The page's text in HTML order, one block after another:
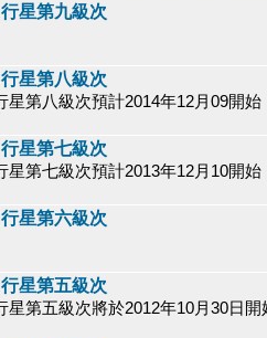
星第九級次
星第八級次
星第八級次預計2014年12月09開始
星第七級次
星第七級次預計2013年12月10開始
星第六級次
星第五級次
星第五級次將於2012年10月30日開